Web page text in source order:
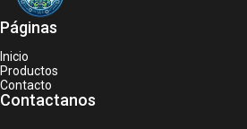
Páginas
Inicio
Productos
Contacto
Contactanos